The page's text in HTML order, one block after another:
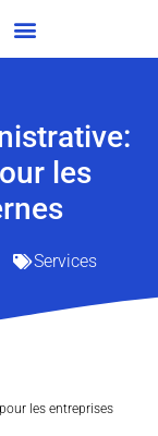
les
Services
les entreprises